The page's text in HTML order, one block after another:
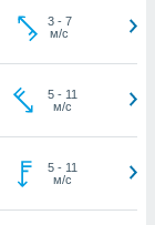
3- 7
м/с
5- 11
м/с
5- 11
м/с